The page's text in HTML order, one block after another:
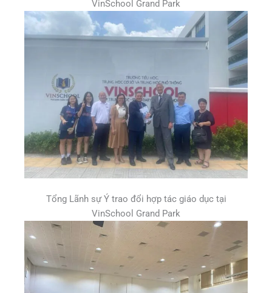
VinSchool Grand Park
Tổng Lãnh sự Ý trao đổi hợp tác giáo dục tại
VinSchool Grand Park